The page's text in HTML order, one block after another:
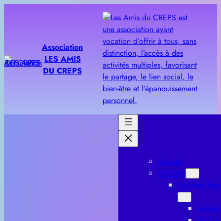
Association
LES AMIS
DU CREPS
Accueil
Activités
Activités